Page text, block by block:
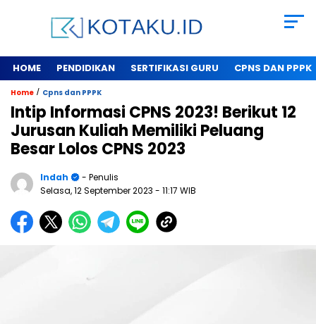
HOME PENDIDIKAN SERTIFIKASI GURU CPNS DAN PPPK
Home / Cpns dan PPPK
Intip Informasi CPNS 2023! Berikut 12
Jurusan Kuliah Memiliki Peluang
Besar Lolos CPNS 2023
Indah
- Penulis
Selasa, 12 September 2023 - 11:17 WIB